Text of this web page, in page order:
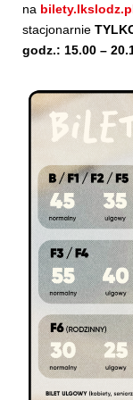
na bilety.lkslodz.p
stacjonarnie
godz.: 15.00 –